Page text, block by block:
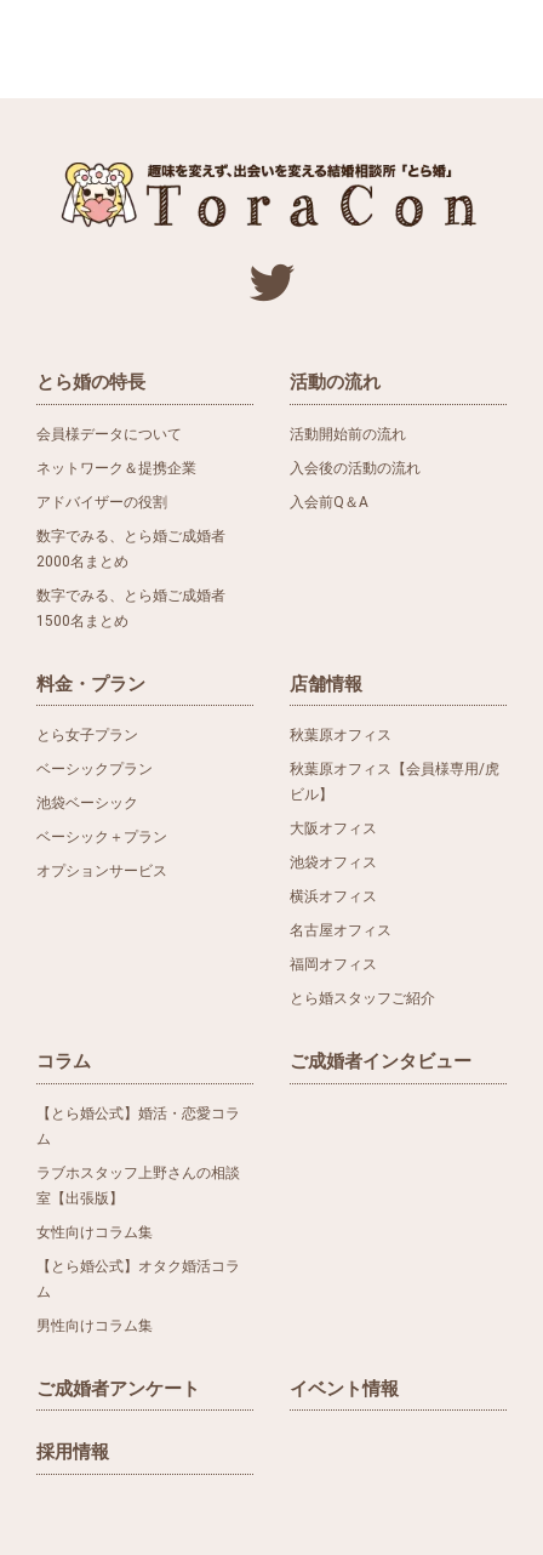
とら婚の特長
会員様データについて
ネットワーク＆提携企業
アドバイザーの役割
数字でみる、とら婚ご成婚者
2000名まとめ
数字でみる、とら婚ご成婚者
1500名まとめ
活動の流れ
活動開始前の流れ
入会後の活動の流れ
入会前Q＆A
料金・プラン
とら女子プラン
ベーシックプラン
池袋ベーシック
ベーシック＋プラン
オプションサービス
店舗情報
秋葉原オフィス
秋葉原オフィス【会員様専用/虎
ビル】
大阪オフィス
池袋オフィス
横浜オフィス
名古屋オフィス
福岡オフィス
とら婚スタッフご紹介
コラム
【とら婚公式】婚活・恋愛コラ
ム
ラブホスタッフ上野さんの相談
室【出張版】
女性向けコラム集
【とら婚公式】オタク婚活コラ
ム
男性向けコラム集
ご成婚者インタビュー
ご成婚者アンケート イベント情報
採用情報